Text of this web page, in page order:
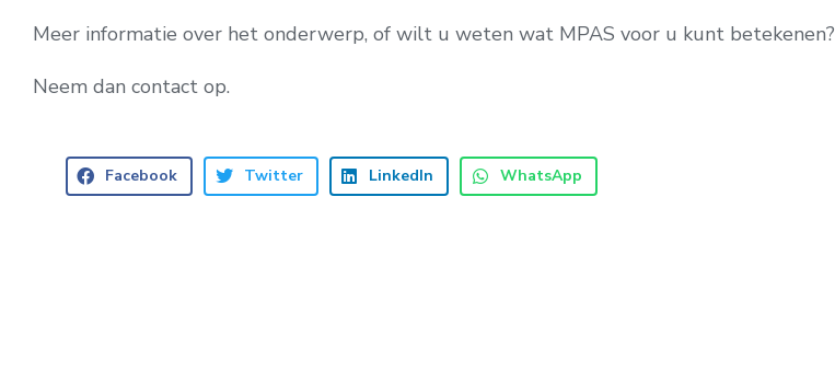
Meer informatie over het onderwerp, of wilt u weten wat MPAS voor u kunt betekenen?
Neem dan contact op.
Facebook Twitter LinkedIn WhatsApp